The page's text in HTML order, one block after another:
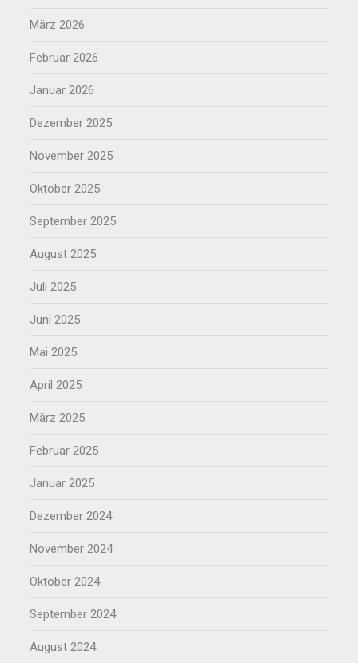
März 2026
Februar 2026
Januar 2026
Dezember 2025
November 2025
Oktober 2025
September 2025
August 2025
Juli 2025
Juni 2025
Mai 2025
April 2025
März 2025
Februar 2025
Januar 2025
Dezember 2024
November 2024
Oktober 2024
September 2024
August 2024